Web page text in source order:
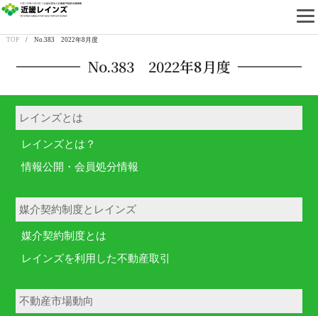
TOP/ No.383 2022年8月度
No.383 2022年8月度
レインズとは
レインズとは？
情報公開・会員処分情報
媒介契約制度とレインズ
媒介契約制度とは
レインズを利用した不動産取引
不動産市場動向